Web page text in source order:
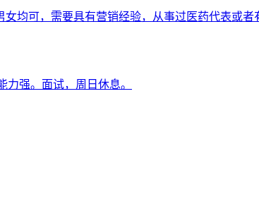
均可，需要具有营销经验，从事过医药代表或者
强。面试，周日休息。